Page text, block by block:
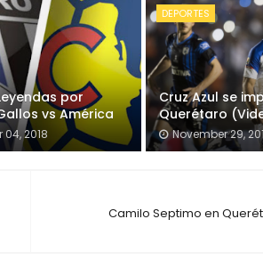
por
vs América
2018
DEPORTES
Cruz Azul se
Querétaro
November 29,
Camilo Septimo en